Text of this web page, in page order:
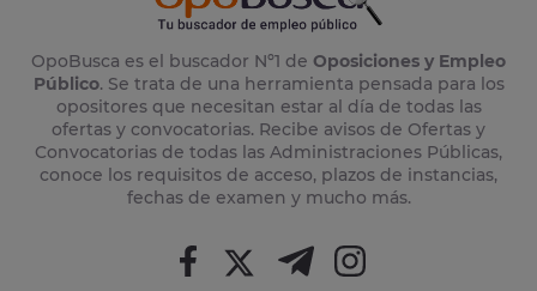
OpoBusca es el buscador Nº1 de Oposiciones y Empleo
Público. Se trata de una herramienta pensada para los
opositores que necesitan estar al día de todas las
ofertas y convocatorias. Recibe avisos de Ofertas y
Convocatorias de todas las Administraciones Públicas,
conoce los requisitos de acceso, plazos de instancias,
fechas de examen y mucho más.